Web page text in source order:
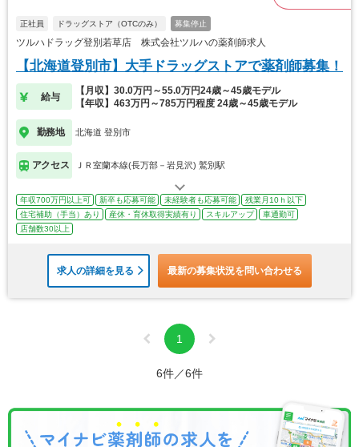
正社員 ドラッグストア（OTCのみ） 募集停止
ツルハドラッグ登別若草店 株式会社ツルハの薬剤師求人
【北海道登別市】大手ドラッグストアで薬剤師募集！
給与
【月収】30.0万円～55.0万円24歳～45歳モデル
【年収】463万円～785万円程度 24歳～45歳モデル
勤務地 北海道 登別市
アクセス ＪＲ室蘭本線(長万部－岩見沢) 鷲別駅
年収700万円以上可 新卒も応募可能 未経験者も応募可能
残業月10ｈ以下
住宅補助（手当）あり
産休・育休取得実績有り スキルアップ
車通勤可
店舗数30以上
求人の詳細を見る 最新の募集状況を問い合わせる
1
6件／6件